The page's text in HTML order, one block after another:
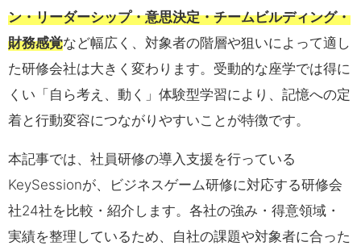
ン・リーダーシップ・意思決定・チームビルディング・
財務感覚など幅広く、対象者の階層や狙いによって適し
た研修会社は大きく変わります。受動的な座学では得に
くい「自ら考え、動く」体験型学習により、記憶への定
着と行動変容につながりやすいことが特徴です。
本記事では、社員研修の導入支援を行っている
KeySessionが、ビジネスゲーム研修に対応する研修会
社24社を比較・紹介します。各社の強み・得意領域・
実績を整理しているため、自社の課題や対象者に合った